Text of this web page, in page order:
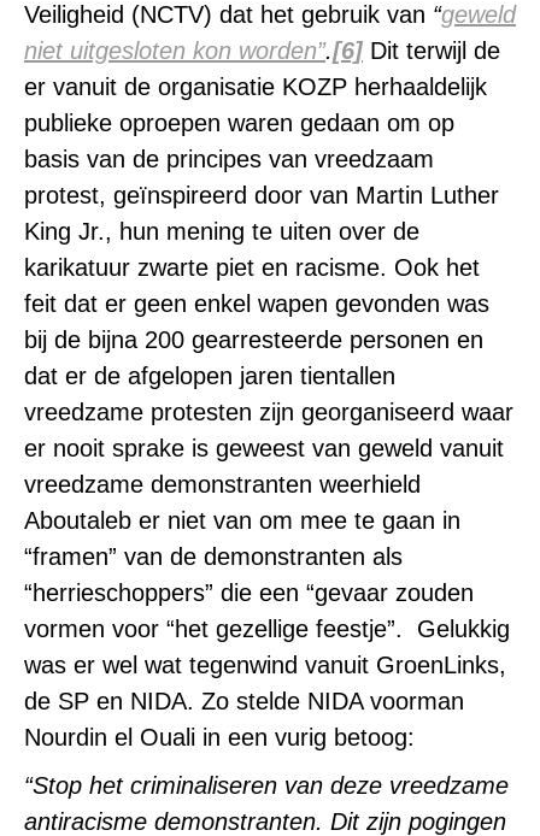
Veiligheid (NCTV) dat het gebruik van “geweld
niet uitgesloten kon worden”.[6] Dit terwijl de
er vanuit de organisatie KOZP herhaaldelijk
publieke oproepen waren gedaan om op
basis van de principes van vreedzaam
protest, geïnspireerd door van Martin Luther
King Jr., hun mening te uiten over de
karikatuur zwarte piet en racisme. Ook het
feit dat er geen enkel wapen gevonden was
bij de bijna 200 gearresteerde personen en
dat er de afgelopen jaren tientallen
vreedzame protesten zijn georganiseerd waar
er nooit sprake is geweest van geweld vanuit
vreedzame demonstranten weerhield
Aboutaleb er niet van om mee te gaan in
“framen” van de demonstranten als
“herrieschoppers” die een “gevaar zouden
vormen voor “het gezellige feestje”. Gelukkig
was er wel wat tegenwind vanuit GroenLinks,
de SP en NIDA. Zo stelde NIDA voorman
Nourdin el Ouali in een vurig betoog:
“Stop het criminaliseren van deze vreedzame
antiracisme demonstranten. Dit zijn pogingen